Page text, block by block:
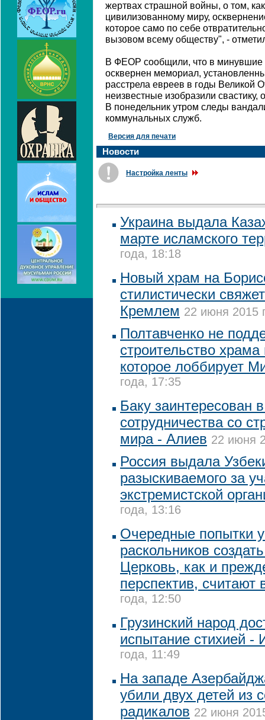
жертвах страшной войны, о том,
цивилизованному миру,
которое само по себе
вызовом всему обществу", -
В ФЕОР сообщили, что в минувшие
осквернен мемориал,
расстрела евреев в годы Великой
неизвестные изобразили
В понедельник утром следы
коммунальных служб.
Версия для печати
Новости
Настройка ленты
Украина выдала
марте исламского
года, 18:18
Новый храм на
стилистически
Кремлем 22 июня 2015
Полтавченко не
строительство
которое лоббирует
года, 17:35
Баку заинтересован
сотрудничества со
мира - Алиев 22 июня
Россия выдала
разыскиваемого за
экстремистской
года, 13:16
Очередные попытки
раскольников
Церковь, как и
перспектив,
года, 12:50
Грузинский народ
испытание стихией -
года, 11:49
На западе
убили двух детей из
радикалов 22 июня